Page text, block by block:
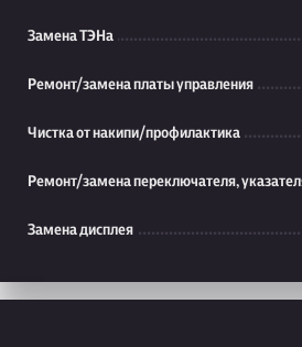
Замена ТЭНа
Ремонт/замена платы управления
Чистка от накипи/профилактика
Ремонт/замена переключателя,
Замена дисплея